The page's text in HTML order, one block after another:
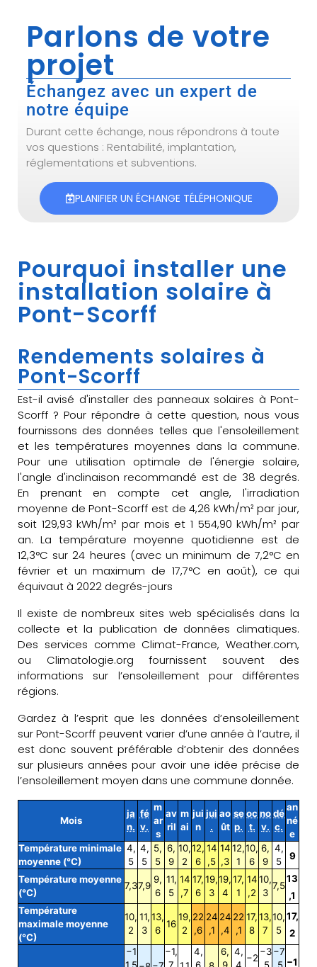
Parlons de votre
projet
Échangez avec un expert de
notre équipe
Durant cette échange, nous répondrons à toute
vos questions : Rentabilité, implantation,
réglementations et subventions.
PLANIFIER UN ÉCHANGE TÉLÉPHONIQUE
Pourquoi installer une
installation solaire à
Pont-Scorff
Rendements solaires à
Pont-Scorff
Est-il avisé d'installer des panneaux solaires à Pont-
Scorff ? Pour répondre à cette question, nous vous
fournissons des données telles que l'ensoleillement
et les températures moyennes dans la commune.
Pour une utilisation optimale de l'énergie solaire,
l'angle d'inclinaison recommandé est de 38 degrés.
En prenant en compte cet angle, l'irradiation
moyenne de Pont-Scorff est de 4,26 kWh/m² par jour,
soit 129,93 kWh/m² par mois et 1 554,90 kWh/m² par
an. La température moyenne quotidienne est de
12,3°C sur 24 heures (avec un minimum de 7,2°C en
février et un maximum de 17,7°C en août), ce qui
équivaut à 2022 degrés-jours
Il existe de nombreux sites web spécialisés dans la
collecte et la publication de données climatiques.
Des services comme Climat-France, Weather.com,
ou Climatologie.org fournissent souvent des
informations sur l’ensoleillement pour différentes
régions.
Gardez à l’esprit que les données d’ensoleillement
sur Pont-Scorff peuvent varier d’une année à l’autre, il
est donc souvent préférable d’obtenir des données
sur plusieurs années pour avoir une idée précise de
l’ensoleillement moyen dans une commune donnée.
Mois
ja
n.
fé
v.
m
ar
s
av
ril
m
ai
jui
n
jui
.
ao
ût
se
p.
oc
t.
no
v.
dé
c.
an
né
e
Température minimale
moyenne (°C)
4,
5
4,
5
5,
5
6,
9
10,
2
12,
6
14
,5
14
,3
12,
1
10,
6
6,
9
4,
5
9
Température moyenne
(°C)
7,37,9
9,
6
11,
5
14
,7
17,
6
19,
3
19,
4
17,
1
14
,2
10,
3
7,5
13
,1
Température
maximale moyenne
(°C)
10,
2
11,
3
13,
6
16
19,
2
22
,6
24
,1
24
,4
22
,1
17,
8
13,
7
10,
5
17,
2
−1
−1,
4,
6, 4,
−2
−3 −7
−1